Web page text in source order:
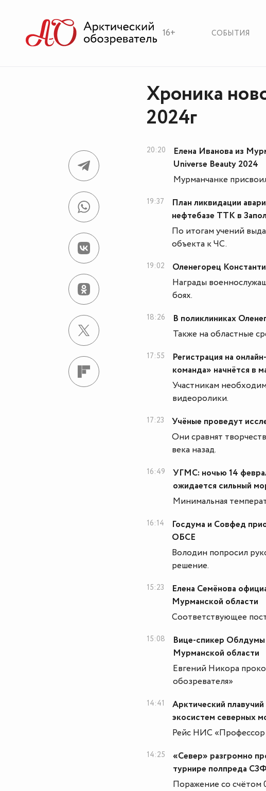
16+ СОБЫТИЯ
Хроника
2024г
20:20
Елена Иванова из
Universe Beauty 2024
Мурманчанке
19:37
План ликвидации
нефтебазе ТТК в
По итогам учений
объекта к ЧС.
19:02
Оленегорец
Награды
боях.
18:26
В поликлиниках
Также на областные
17:55
Регистрация на
команда» начнётся в
Участникам
видеоролики.
17:23
Учёные проведут
Они сравнят
века назад.
16:49
УГМС: ночью 14
ожидается сильный
Минимальная
16:14
Госдума и Совфед
ОБСЕ
Володин попросил
решение.
15:23
Елена Семёнова
Мурманской области
Соответствующее
15:08
Вице-спикер Облдумы
Мурманской области
Евгений Никора
обозревателя»
14:41
Арктический
экосистем северных
Рейс НИС «Профессор
14:25
«Север» разгромно
турнире полпреда
Поражение со счётом